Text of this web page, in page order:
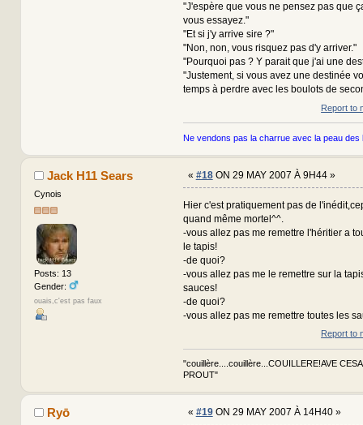
"J'espère que vous ne pensez pas que
vous essayez."
"Et si j'y arrive sire ?"
"Non, non, vous risquez pas d'y arriver."
"Pourquoi pas ? Y parait que j'ai une
"Justement, si vous avez une destinée
temps à perdre avec les boulots de
Report to
Ne vendons pas la charrue avec la peau des
Jack H11 Sears
Cynois
Posts: 13
Gender:
ouais,c'est pas faux
« #18ON 29 MAY 2007 À 9H44 »
Hier c'est pratiquement pas de
quand même mortel^^.
-vous allez pas me remettre l'héritier a
le tapis!
-de quoi?
-vous allez pas me le remettre sur la
sauces!
-de quoi?
-vous allez pas me remettre toutes les
Report to
"couillère....couillère...COUILLERE!AVE
PROUT"
Ryō « #19ON 29 MAY 2007 À 14H40 »